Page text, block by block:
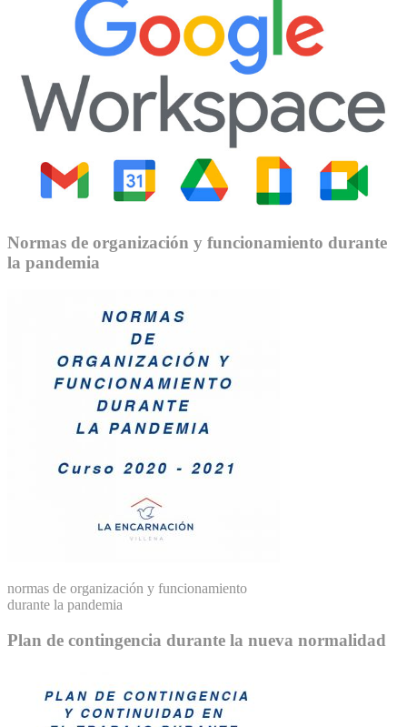
Normas de organización y funcionamiento durante
la pandemia
normas de organización y funcionamiento
durante la pandemia
Plan de contingencia durante la nueva normalidad